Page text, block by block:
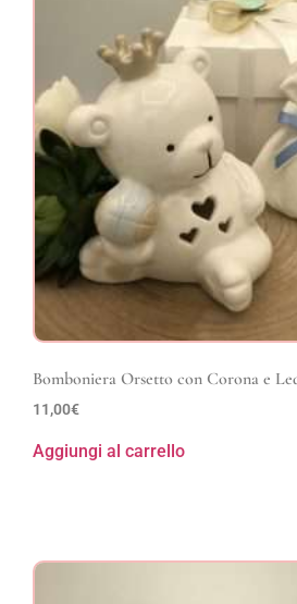
Bomboniera Orsetto con Corona e
11,00€
Aggiungi al carrello